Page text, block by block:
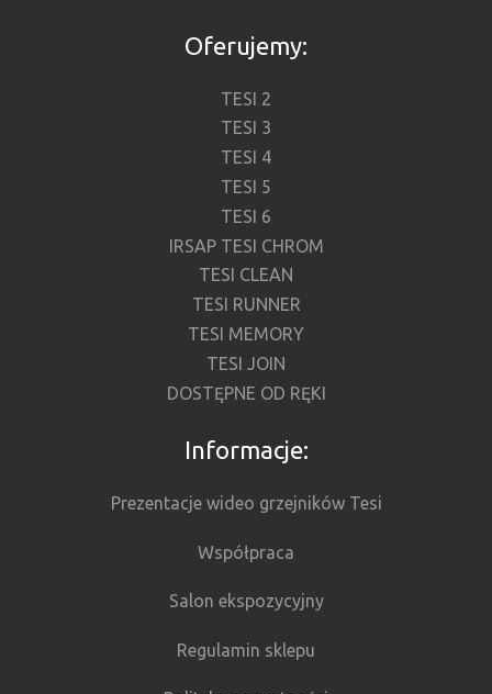
Oferujemy:
TESI 2
TESI 3
TESI 4
TESI 5
TESI 6
IRSAP TESI CHROM
TESI CLEAN
TESI RUNNER
TESI MEMORY
TESI JOIN
DOSTĘPNE OD RĘKI
Informacje:
Prezentacje wideo grzejników Tesi
Współpraca
Salon ekspozycyjny
Regulamin sklepu